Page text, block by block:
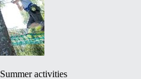
Summer activities